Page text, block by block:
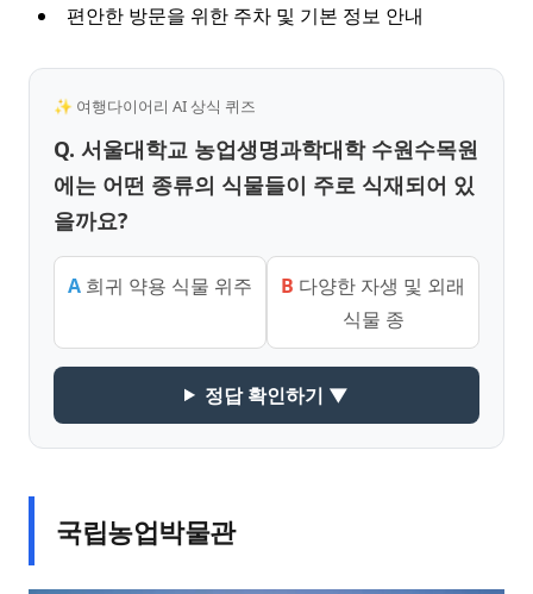
편안한 방문을 위한 주차 및 기본 정보 안내
✨ 여행다이어리 AI 상식 퀴즈
Q. 서울대학교 농업생명과학대학 수원수목원
에는 어떤 종류의 식물들이 주로 식재되어 있
을까요?
A 희귀 약용 식물 위주 B 다양한 자생 및 외래
식물 종
정답 확인하기 ▼
국립농업박물관